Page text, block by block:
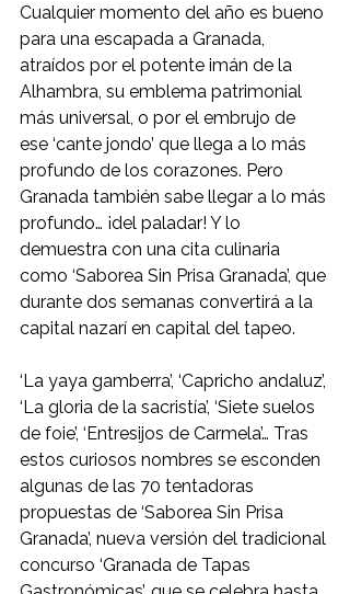
Cualquier momento del año es bueno
para una escapada a Granada,
atraídos por el potente imán de la
Alhambra, su emblema patrimonial
más universal, o por el embrujo de
ese ‘cante jondo’ que llega a lo más
profundo de los corazones. Pero
Granada también sabe llegar a lo más
profundo… ¡del paladar! Y lo
demuestra con una cita culinaria
como ‘Saborea Sin Prisa Granada’, que
durante dos semanas convertirá a la
capital nazarí en capital del tapeo.
‘La yaya gamberra’, ‘Capricho andaluz’,
‘La gloria de la sacristía’, ‘Siete suelos
de foie’, ‘Entresijos de Carmela’… Tras
estos curiosos nombres se esconden
algunas de las 70 tentadoras
propuestas de ‘Saborea Sin Prisa
Granada’, nueva versión del tradicional
concurso ‘Granada de Tapas